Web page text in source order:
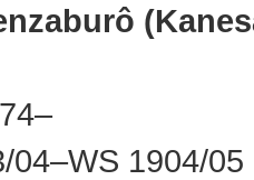
04–WS 1904/